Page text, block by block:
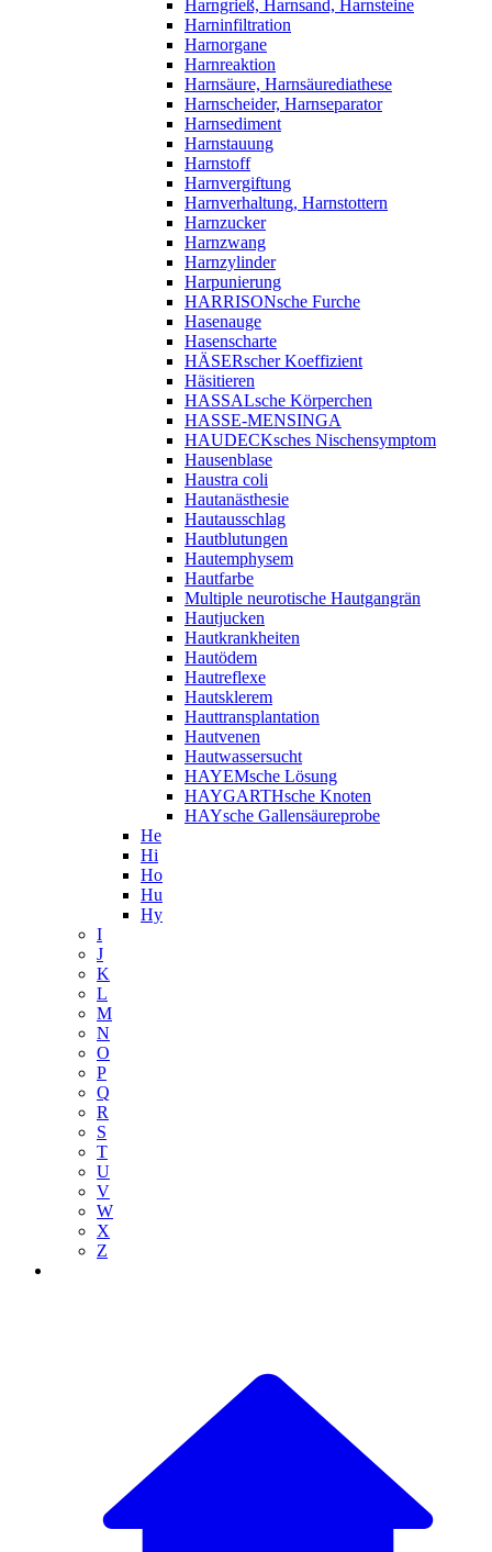
Harngrieß, Harnsand, Harnsteine
Harninfiltration
Harnorgane
Harnreaktion
Harnsäure, Harnsäurediathese
Harnscheider, Harnseparator
Harnsediment
Harnstauung
Harnstoff
Harnvergiftung
Harnverhaltung, Harnstottern
Harnzucker
Harnzwang
Harnzylinder
Harpunierung
HARRISONsche Furche
Hasenauge
Hasenscharte
HÄSERscher Koeffizient
Häsitieren
HASSALsche Körperchen
HASSE-MENSINGA
HAUDECKsches Nischensymptom
Hausenblase
Haustra coli
Hautanästhesie
Hautausschlag
Hautblutungen
Hautemphysem
Hautfarbe
Multiple neurotische Hautgangrän
Hautjucken
Hautkrankheiten
Hautödem
Hautreflexe
Hautsklerem
Hauttransplantation
Hautvenen
Hautwassersucht
HAYEMsche Lösung
HAYGARTHsche Knoten
HAYsche Gallensäureprobe
He
Hi
Ho
Hu
Hy
I
J
K
L
M
N
O
P
Q
R
S
T
U
V
W
X
Z